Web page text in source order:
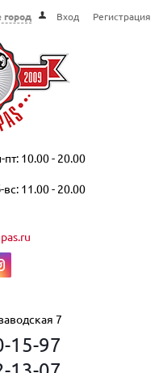
город Вход Регистрация
10.00 - 20.00
11.00 - 20.00
7
15-97